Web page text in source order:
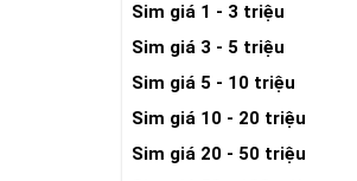
Sim giá 1 - 3 triệu
Sim giá 3 - 5 triệu
Sim giá 5 - 10 triệu
Sim giá 10 - 20 triệu
Sim giá 20 - 50 triệu